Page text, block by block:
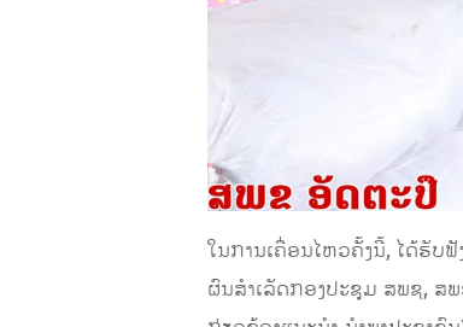
ໃນການເຄື່ອນໄຫວຄັ້ງນີ້, ໄດ້ຮັບ
ຜົນສຳເລັດກອງປະຊຸມ ສພຊ, ສ